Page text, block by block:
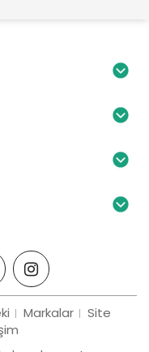
Markalar
Site